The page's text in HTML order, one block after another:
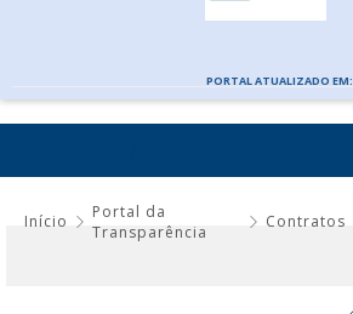
PORTAL ATUALIZADO EM:
Início
Portal da
Transparência
Contratos